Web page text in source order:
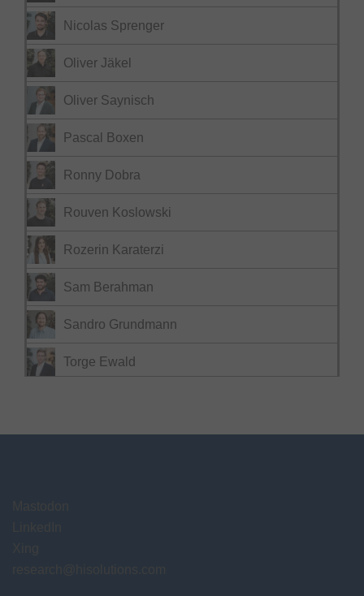
Nicolas Sprenger
Oliver Jäkel
Oliver Saynisch
Pascal Boxen
Ronny Dobra
Rouven Koslowski
Rozerin Karaterzi
Sam Berahman
Sandro Grundmann
Torge Ewald